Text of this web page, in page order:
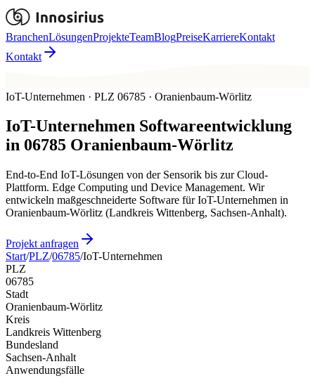
BranchenLösungenProjekteTeamBlogPreiseKarriereKontakt
Kontakt
IoT-Unternehmen · PLZ 06785 · Oranienbaum-Wörlitz
IoT-Unternehmen Softwareentwicklung
in 06785 Oranienbaum-Wörlitz
End-to-End IoT-Lösungen von der Sensorik bis zur Cloud-
Plattform. Edge Computing und Device Management. Wir
entwickeln maßgeschneiderte Software für IoT-Unternehmen in
Oranienbaum-Wörlitz (Landkreis Wittenberg, Sachsen-Anhalt).
Projekt anfragen
Start/PLZ/06785/IoT-Unternehmen
PLZ
06785
Stadt
Oranienbaum-Wörlitz
Kreis
Landkreis Wittenberg
Bundesland
Sachsen-Anhalt
Anwendungsfälle